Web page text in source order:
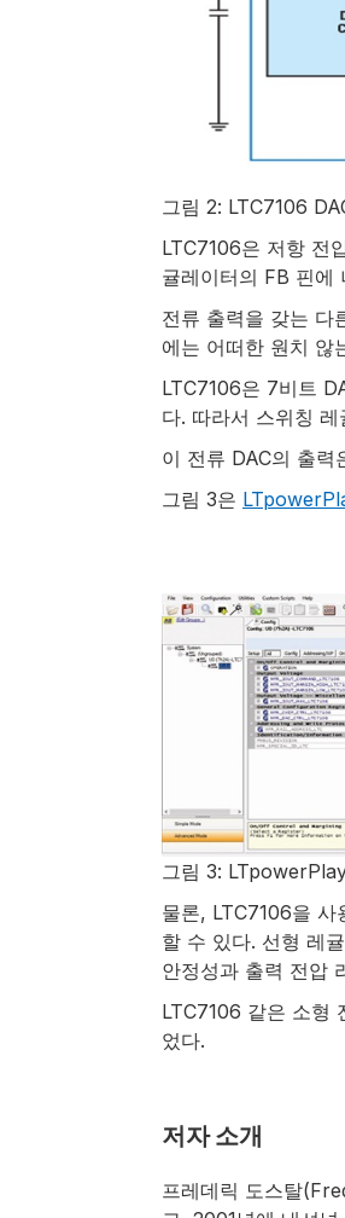
그림 2: LTC7106
LTC7106은 저항 전
귤레이터의 FB 핀에
전류 출력을 갖는 다
에는 어떠한 원치 않
LTC7106은 7비트
다. 따라서 스위칭
이 전류 DAC의 출
그림 3은
그림 3:
물론, LTC7106을 사
할 수 있다. 선형 레
안정성과 출력 전압
LTC7106 같은 소형
었다.
저자 소개
프레데릭 도스탈